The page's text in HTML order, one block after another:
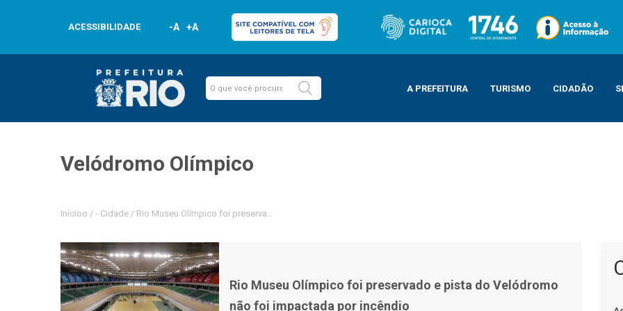
ACESSIBILIDADE -A +A
A PREFEITURA TURISMO CIDADÃO
Velódromo Olímpico
Inícioo / - Cidade / Rio Museu Olímpico foi preservado e pista do Velódromo não foi impactada por incêndio
Rio Museu Olímpico foi preservado e pista do Velódromo
não foi impactada por incêndio